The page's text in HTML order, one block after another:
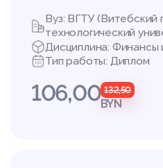
Вуз: ВГТУ (Витебский
технологический
Дисциплина: Финансы
Тип работы: Диплом
106,00 132,50
BYN